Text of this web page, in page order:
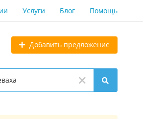
Услуги Блог Помощь
Добавить предложение